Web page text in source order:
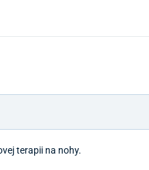
terapii na nohy.